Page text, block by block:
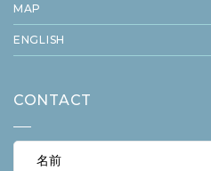
MAP
ENGLISH
CONTACT